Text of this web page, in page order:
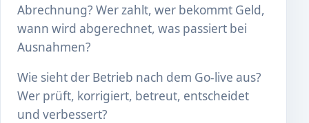
Abrechnung? Wer zahlt, wer bekommt Geld,
wann wird abgerechnet, was passiert bei
Ausnahmen?
Wie sieht der Betrieb nach dem Go-live aus?
Wer prüft, korrigiert, betreut, entscheidet
und verbessert?